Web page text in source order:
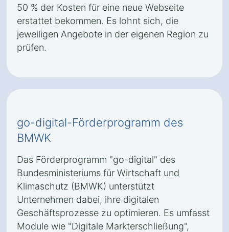
50 % der Kosten für eine neue Webseite
erstattet bekommen. Es lohnt sich, die
jeweiligen Angebote in der eigenen Region zu
prüfen.
go-digital-Förderprogramm des
BMWK
Das Förderprogramm "go-digital" des
Bundesministeriums für Wirtschaft und
Klimaschutz (BMWK) unterstützt
Unternehmen dabei, ihre digitalen
Geschäftsprozesse zu optimieren. Es umfasst
Module wie "Digitale Markterschließung",